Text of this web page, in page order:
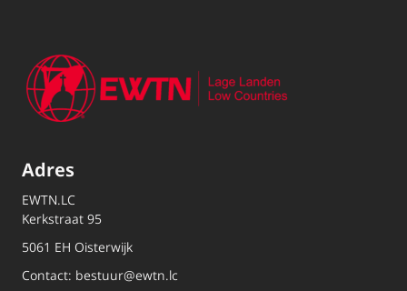
Adres
EWTN.LC
Kerkstraat 95
5061 EH Oisterwijk
Contact: bestuur@ewtn.lc